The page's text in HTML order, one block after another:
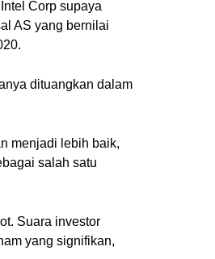
Corp supaya
AS yang bernilai
dituangkan dalam
menjadi lebih baik,
salah satu
Suara investor
yang signifikan,